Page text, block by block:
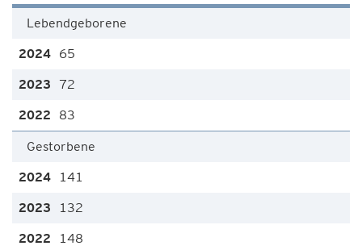
Lebendgeborene
65
72
83
Gestorbene
141
132
148